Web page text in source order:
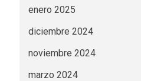
enero 2025
diciembre 2024
noviembre 2024
marzo 2024